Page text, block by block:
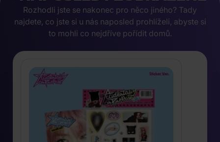
Rozhodli jste se nakonec pro něco jiného? Tady
najdete, co jste si u nás naposled prohlíželi, abyste si
to mohli co nejdříve pořídit domů.